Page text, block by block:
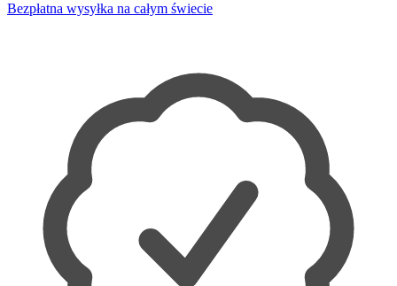
Bezpłatna wysyłka na całym świecie